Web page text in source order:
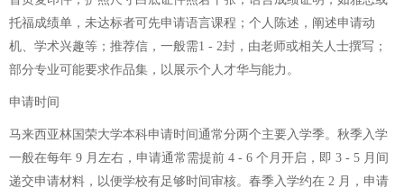
托福成绩单，未达标者可先申请语言课程；个人陈述，阐述申请动
机、学术兴趣等；推荐信，一般需1 - 2封，由老师或相关人士撰写；
部分专业可能要求作品集，以展示个人才华与能力。
申请时间
马来西亚林国荣大学本科申请时间通常分两个主要入学季。秋季入学
一般在每年 9 月左右，申请通常需提前 4 - 6 个月开启，即 3 - 5 月间
递交申请材料，以便学校有足够时间审核。春季入学约在 2 月，申请